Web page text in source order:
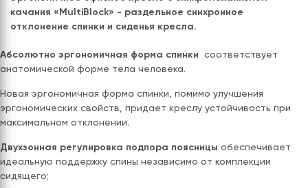
качания «MultiBlock» - раздельное синхронное
отклонение спинки и сиденья кресла.
Абсолютно эргономичная форма спинки соответствует
анатомической форме тела человека.
Новая эргономичная форма спинки, помимо улучшения
эргономических свойств, придает креслу устойчивость при
максимальном отклонении.
Двухзонная регулировка подпора поясницы обеспечивает
идеальную поддержку спины независимо от комплекции
сидящего;